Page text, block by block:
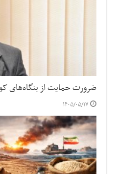
ضرورت حمایت از بنگاه‌های
۱۴۰۵/۰۵/۱۷